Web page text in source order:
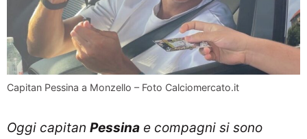
Capitan Pessina a Monzello – Foto Calciomercato.it
Oggi capitan Pessina e compagni si sono